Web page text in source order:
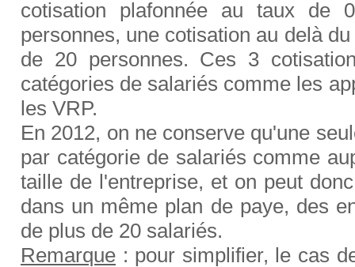
cotisation plafonnée au taux de
personnes, une cotisation au delà
de 20 personnes. Ces 3
catégories de salariés comme les
les VRP.
En 2012, on ne conserve qu'une
par catégorie de salariés comme
taille de l'entreprise, et on peut
dans un même plan de paye, des
de plus de 20 salariés.
Remarque : pour simplifier, le cas